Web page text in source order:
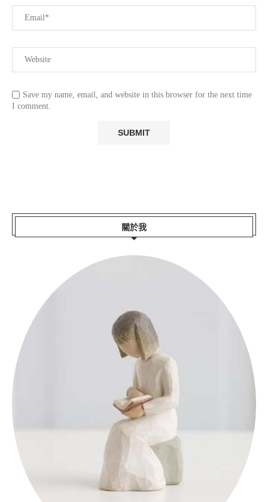
Save my name, email, and website in this browser for the next time
I comment.
關於我